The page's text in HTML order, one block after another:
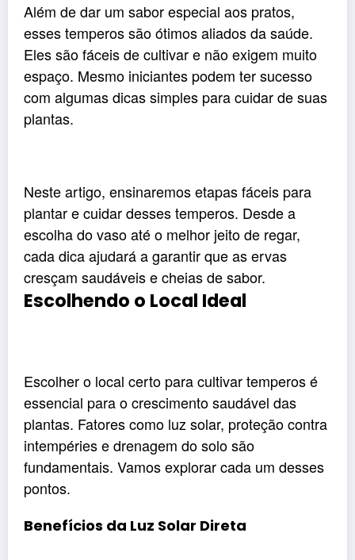
Além de dar um sabor especial aos pratos,
esses temperos são ótimos aliados da saúde.
Eles são fáceis de cultivar e não exigem muito
espaço. Mesmo iniciantes podem ter sucesso
com algumas dicas simples para cuidar de suas
plantas.
Neste artigo, ensinaremos etapas fáceis para
plantar e cuidar desses temperos. Desde a
escolha do vaso até o melhor jeito de regar,
cada dica ajudará a garantir que as ervas
cresçam saudáveis ​​e cheias de sabor.
Escolhendo o Local Ideal
Escolher o local certo para cultivar temperos é
essencial para o crescimento saudável das
plantas. Fatores como luz solar, proteção contra
intempéries e drenagem do solo são
fundamentais. Vamos explorar cada um desses
pontos.
Benefícios da Luz Solar Direta